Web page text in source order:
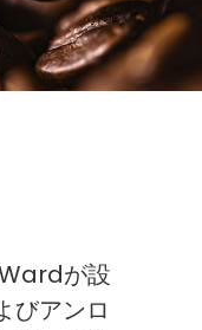
が設
びアンロ